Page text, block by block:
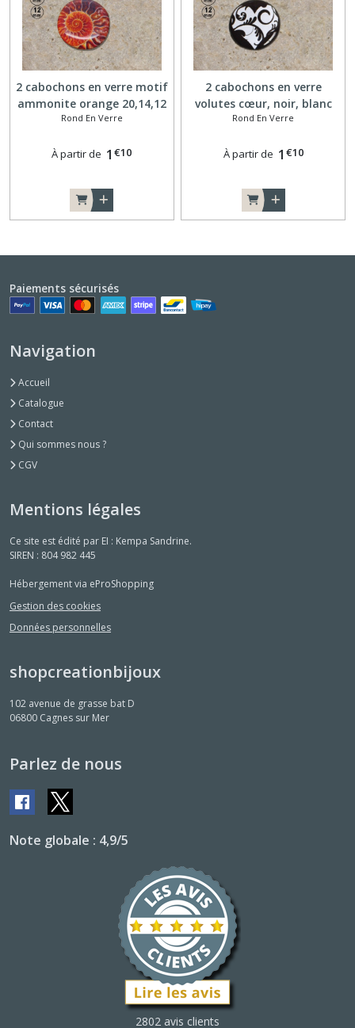
2 cabochons en verre motif
ammonite orange 20,14,12
mm
Rond En Verre
À partir de 1 €10
2 cabochons en verre
volutes cœur, noir, blanc
20,14,12 mm
Rond En Verre
À partir de 1 €10
Paiements sécurisés
Navigation
Accueil
Catalogue
Contact
Qui sommes nous ?
CGV
Mentions légales
Ce site est édité par EI : Kempa Sandrine.
SIREN : 804 982 445
Hébergement via eProShopping
Gestion des cookies
Données personnelles
shopcreationbijoux
102 avenue de grasse bat D
06800 Cagnes sur Mer
Parlez de nous
Note globale : 4,9/5
2802 avis clients